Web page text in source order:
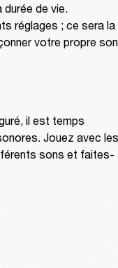
de vie.
réglages ; ce sera la
votre propre
il est temps
Jouez avec les
sons et faites-